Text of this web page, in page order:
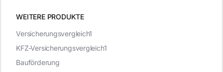
WEITERE PRODUKTE
Versicherungsvergleich1
KFZ-Versicherungsvergleich1
Bauförderung